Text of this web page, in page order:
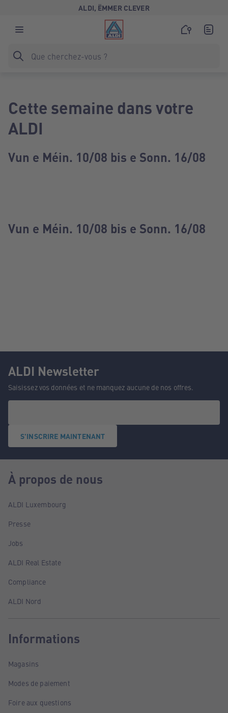
ALDI, ËMMER CLEVER
Cette semaine dans votre
ALDI
Vun e Méin. 10/08 bis e Sonn. 16/08
Vun e Méin. 10/08 bis e Sonn. 16/08
ALDI Newsletter
Saisissez vos données et ne manquez aucune de nos offres.
S'INSCRIRE MAINTENANT
À propos de nous
ALDI Luxembourg
Presse
Jobs
ALDI Real Estate
Compliance
ALDI Nord
Informations
Magasins
Modes de paiement
Foire aux questions